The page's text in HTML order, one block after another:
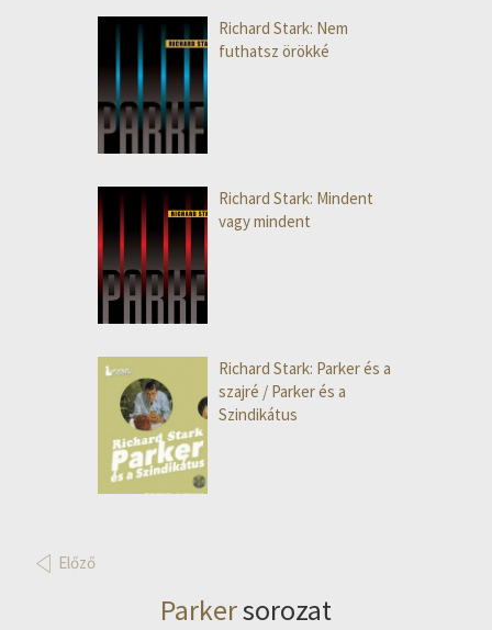
Richard Stark: Nem
futhatsz örökké
Richard Stark: Mindent
vagy mindent
Richard Stark: Parker és a
szajré / Parker és a
Szindikátus
Előző
Parkersorozat